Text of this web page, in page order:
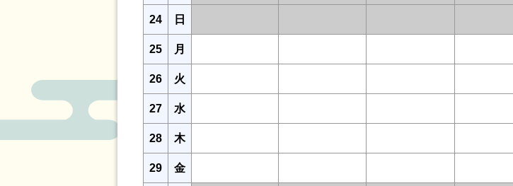
24 日
25 月
26 火
27 水
28 木
29 金